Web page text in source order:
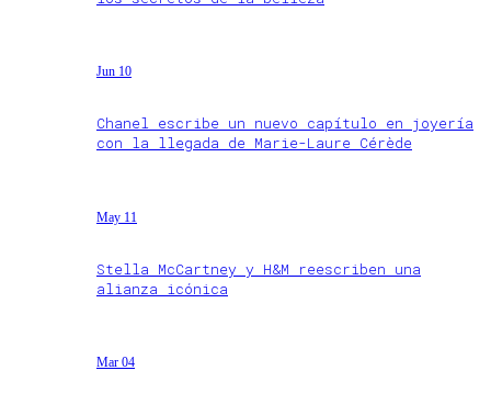
Jun 10
Chanel escribe un nuevo capítulo en joyería
con la llegada de Marie-Laure Cérède
May 11
Stella McCartney y H&M reescriben una
alianza icónica
Mar 04